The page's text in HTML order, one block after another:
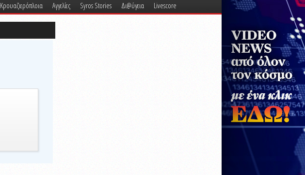
Κρουαζιερόπλοια Αγγελίες Syros Stories Δι@ύγεια Livescore